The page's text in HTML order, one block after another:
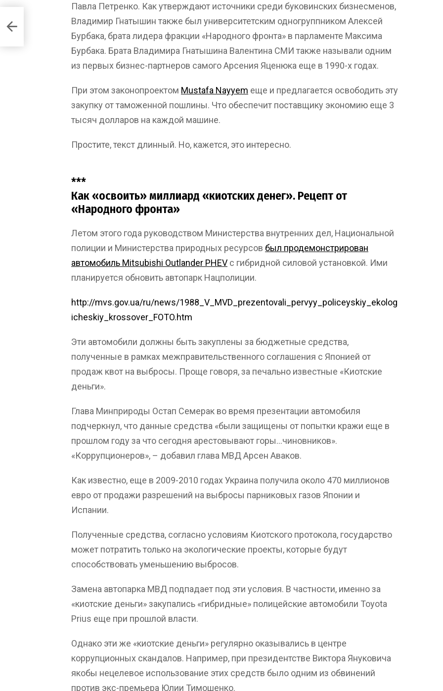
Павла Петренко. Как утверждают источники среди буковинских бизнесменов,
Владимир Гнатышин также был университетским одногруппником Алексей
Бурбака, брата лидера фракции «Народного фронта» в парламенте Максима
Бурбака. Брата Владимира Гнатышина Валентина СМИ также называли одним
из первых бизнес-партнеров самого Арсения Яценюка еще в 1990-х годах.
При этом законопроектом Mustafa Nayyem еще и предлагается освободить эту
закупку от таможенной пошлины. Что обеспечит поставщику экономию еще 3
тысяч долларов на каждой машине.
Простите, текст длинный. Но, кажется, это интересно.
***
Как «освоить» миллиард «киотских денег». Рецепт от
«Народного фронта»
Летом этого года руководством Министерства внутренних дел, Национальной
полиции и Министерства природных ресурсов был продемонстрирован
автомобиль Mitsubishi Outlander PHEV с гибридной силовой установкой. Ими
планируется обновить автопарк Нацполиции.
http://mvs.gov.ua/ru/news/1988_V_MVD_prezentovali_pervyy_policeyskiy_ekolog
icheskiy_krossover_FOTO.htm
Эти автомобили должны быть закуплены за бюджетные средства,
полученные в рамках межправительственного соглашения с Японией от
продаж квот на выбросы. Проще говоря, за печально известные «Киотские
деньги».
Глава Минприроды Остап Семерак во время презентации автомобиля
подчеркнул, что данные средства «были защищены от попытки кражи еще в
прошлом году за что сегодня арестовывают горы…чиновников».
«Коррупционеров», – добавил глава МВД Арсен Аваков.
Как известно, еще в 2009-2010 годах Украина получила около 470 миллионов
евро от продажи разрешений на выбросы парниковых газов Японии и
Испании.
Полученные средства, согласно условиям Киотского протокола, государство
может потратить только на экологические проекты, которые будут
способствовать уменьшению выбросов.
Замена автопарка МВД подпадает под эти условия. В частности, именно за
«киотские деньги» закупались «гибридные» полицейские автомобили Toyota
Prius еще при прошлой власти.
Однако эти же «киотские деньги» регулярно оказывались в центре
коррупционных скандалов. Например, при президентстве Виктора Януковича
якобы нецелевое использование этих средств было одним из обвинений
против экс-премьера Юлии Тимошенко.